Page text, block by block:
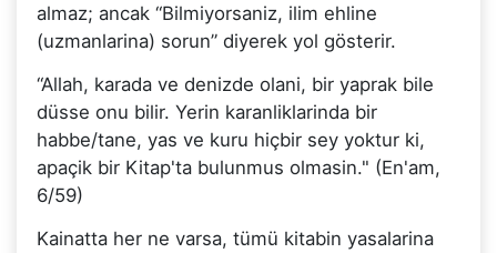
almaz; ancak “Bilmiyorsaniz, ilim ehline
(uzmanlarina) sorun” diyerek yol gösterir.
“Allah, karada ve denizde olani, bir yaprak bile
düsse onu bilir. Yerin karanliklarinda bir
habbe/tane, yas ve kuru hiçbir sey yoktur ki,
apaçik bir Kitap'ta bulunmus olmasin." (En'am,
6/59)
Kainatta her ne varsa, tümü kitabin yasalarina